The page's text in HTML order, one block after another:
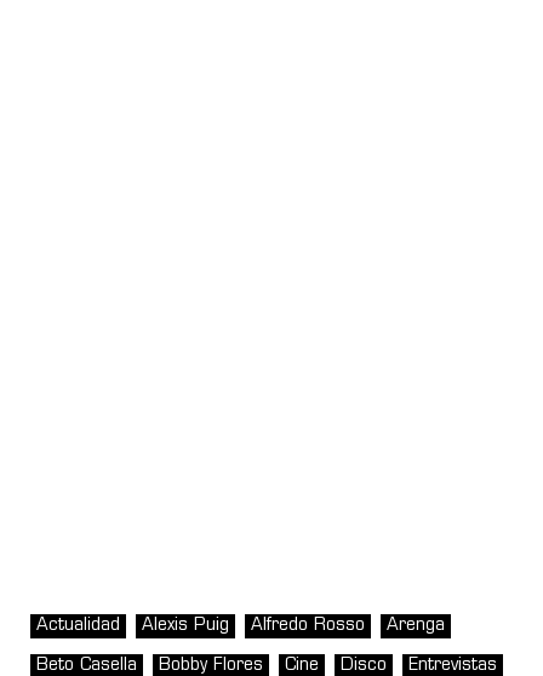
Actualidad Alexis Puig Alfredo Rosso Arenga
Beto Casella Bobby Flores Cine Disco Entrevistas